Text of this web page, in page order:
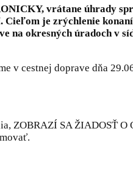
vrátane úhrady
Cieľom je zrýchlenie
na okresných úradoch v
v cestnej doprave dňa
ZOBRAZÍ SA ŽIADOSŤ O